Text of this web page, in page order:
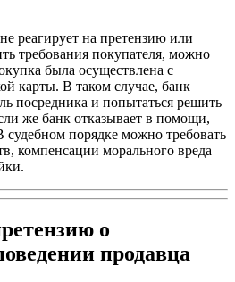
реагирует на претензию или
требования покупателя, можно
была осуществлена с
карты. В таком случае, банк
посредника и попытаться решить
же банк отказывает в помощи,
судебном порядке можно требовать
компенсации морального вреда
о
продавца